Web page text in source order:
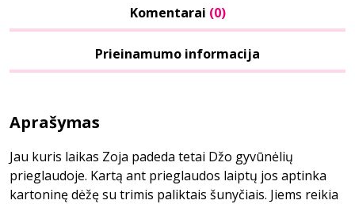
Komentarai (0)
Prieinamumo informacija
Aprašymas
Jau kuris laikas Zoja padeda tetai Džo gyvūnėlių
prieglaudoje. Kartą ant prieglaudos laiptų jos aptinka
kartoninę dėžę su trimis paliktais šunyčiais. Jiems reikia